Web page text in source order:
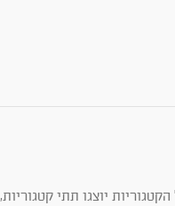
יוצגו תתי